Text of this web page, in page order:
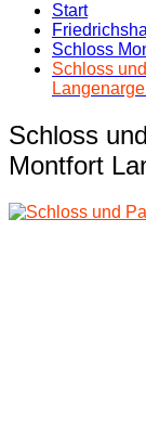
Start
Schloss
Schloss
Schloss
Montfort